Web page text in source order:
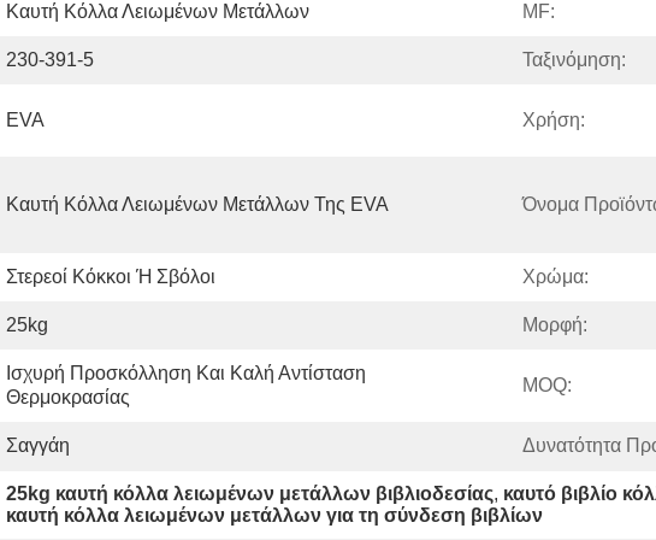
Καυτή Κόλλα Λειωμένων Μετάλλων MF:
230-391-5 Ταξινόμηση:
EVA Χρήση:
Καυτή Κόλλα Λειωμένων Μετάλλων Της EVA Όνομα
Στερεοί Κόκκοι Ή Σβόλοι Χρώμα:
25kg Μορφή:
Ισχυρή Προσκόλληση Και Καλή Αντίσταση
Θερμοκρασίας
MOQ:
Σαγγάη Δυνατότητα
25kg καυτή κόλλα λειωμένων μετάλλων βιβλιοδεσίας, καυτό βιβλίο
καυτή κόλλα λειωμένων μετάλλων για τη σύνδεση βιβλίων